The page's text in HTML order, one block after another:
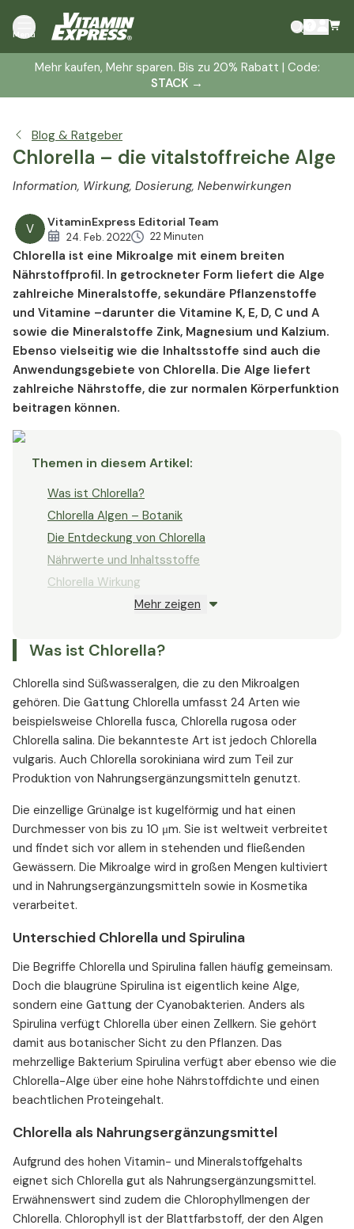
Menü
Mehr kaufen, Mehr sparen. Bis zu 20% Rabatt | Code:
STACK →
Blog & Ratgeber
Chlorella – die vitalstoffreiche Alge
Information, Wirkung, Dosierung, Nebenwirkungen
V VitaminExpress Editorial Team
24. Feb. 2022 22 Minuten
Chlorella ist eine Mikroalge mit einem breiten
Nährstoffprofil. In getrockneter Form liefert die Alge
zahlreiche Mineralstoffe, sekundäre Pflanzenstoffe
und Vitamine –darunter die Vitamine K, E, D, C und A
sowie die Mineralstoffe Zink, Magnesium und Kalzium.
Ebenso vielseitig wie die Inhaltsstoffe sind auch die
Anwendungsgebiete von Chlorella. Die Alge liefert
zahlreiche Nährstoffe, die zur normalen Körperfunktion
beitragen können.
Themen in diesem Artikel:
Was ist Chlorella?
Chlorella Algen – Botanik
Die Entdeckung von Chlorella
Nährwerte und Inhaltsstoffe
Chlorella Wirkung
Chlorella – Magen und Darm
Chlorella und Umweltbelastung
Chlorella und das Herz-Kreislauf-System
Säure-Basen-Haushalt und Chlorella
Chlorella und Hautbild
Formen von Chlorella
Chlorella Dosierung
Chlorella Nebenwirkungen und Wechselwirkungen
Mehr zeigen
Was ist Chlorella?
Die Entdeckung von Chlorella
Nährwerte und Inhaltsstoffe
Chlorella – Magen und Darm
Abnehmen mit Chlorella
Chlorella und Umweltbelastung
Chlorella und das Herz-Kreislauf-System
Säure-Basen-Haushalt und Chlorella
Chlorella und Hautbild
Formen von Chlorella
Chlorella Dosierung
Chlorella Nebenwirkungen und Wechselwirkungen
Was ist Chlorella?
Chlorella sind Süßwasseralgen, die zu den Mikroalgen
gehören. Die Gattung Chlorella umfasst 24 Arten wie
beispielsweise Chlorella fusca, Chlorella rugosa oder
Chlorella salina. Die bekannteste Art ist jedoch Chlorella
vulgaris. Auch Chlorella sorokiniana wird zum Teil zur
Produktion von Nahrungsergänzungsmitteln genutzt.
Die einzellige Grünalge ist kugelförmig und hat einen
Durchmesser von bis zu 10 μm. Sie ist weltweit verbreitet
und findet sich vor allem in stehenden und fließenden
Gewässern. Die Mikroalge wird in großen Mengen kultiviert
und in Nahrungsergänzungsmitteln sowie in Kosmetika
verarbeitet.
Unterschied Chlorella und Spirulina
Die Begriffe Chlorella und Spirulina fallen häufig gemeinsam.
Doch die blaugrüne Spirulina ist eigentlich keine Alge,
sondern eine Gattung der Cyanobakterien. Anders als
Spirulina verfügt Chlorella über einen Zellkern. Sie gehört
damit aus botanischer Sicht zu den Pflanzen. Das
mehrzellige Bakterium Spirulina verfügt aber ebenso wie die
Chlorella-Alge über eine hohe Nährstoffdichte und einen
beachtlichen Proteingehalt.
Chlorella als Nahrungsergänzungsmittel
Aufgrund des hohen Vitamin- und Mineralstoffgehalts
eignet sich Chlorella gut als Nahrungsergänzungsmittel.
Erwähnenswert sind zudem die Chlorophyllmengen der
Chlorella. Chlorophyll ist der Blattfarbstoff, der den Algen